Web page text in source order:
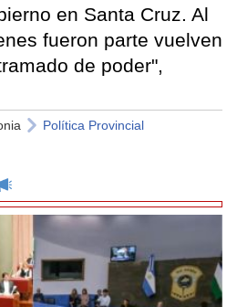
en Santa Cruz. Al
fueron parte vuelven
de poder",
Política Provincial